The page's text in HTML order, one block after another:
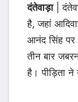
दंतेवाड़ा|
है, जहां
आनंद सिंह पर
तीन बार
है। पीड़िता ने